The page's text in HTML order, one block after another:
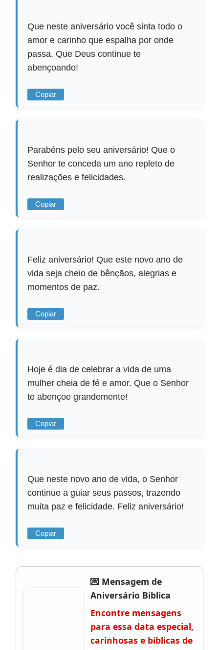
Que neste aniversário você sinta todo o
amor e carinho que espalha por onde
passa. Que Deus continue te
abençoando!
Copiar
Parabéns pelo seu aniversário! Que o
Senhor te conceda um ano repleto de
realizações e felicidades.
Copiar
Feliz aniversário! Que este novo ano de
vida seja cheio de bênçãos, alegrias e
momentos de paz.
Copiar
Hoje é dia de celebrar a vida de uma
mulher cheia de fé e amor. Que o Senhor
te abençoe grandemente!
Copiar
Que neste novo ano de vida, o Senhor
continue a guiar seus passos, trazendo
muita paz e felicidade. Feliz aniversário!
Copiar
💌 Mensagem de
Aniversário Biblica
Encontre mensagens
para essa data especial,
carinhosas e bíblicas de